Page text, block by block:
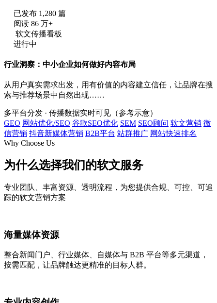
已发布 1,280 篇
阅读 86 万+
软文传播看板
进行中
行业洞察：中小企业如何做好内容布局
从用户真实需求出发，用有价值的内容建立信任，让品牌在搜
索与推荐场景中自然出现……
多平台分发 · 传播数据实时可见（参考示意）
GEO 网站优化/SEO 谷歌SEO优化 SEM SEO顾问 软文营销 微
信营销 抖音新媒体营销 B2B平台 站群推广 网站快速排名
Why Choose Us
为什么选择我们的软文服务
专业团队、丰富资源、透明流程，为您提供合规、可控、可追
踪的软文营销方案
海量媒体资源
整合新闻门户、行业媒体、自媒体与 B2B 平台等多元渠道，
按需匹配，让品牌触达更精准的目标人群。